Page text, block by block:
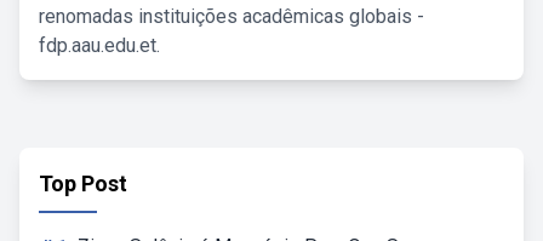
renomadas instituições acadêmicas globais -
fdp.aau.edu.et.
Top Post